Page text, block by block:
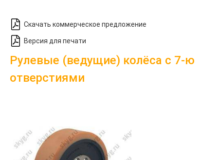
Скачать коммерческое предложение
Версия для печати
Рулевые (ведущие) колёса с 7-ю
отверстиями